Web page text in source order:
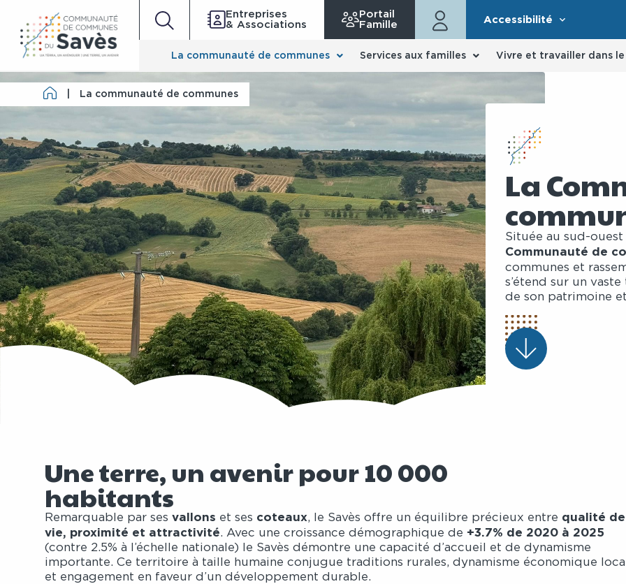
Entreprises
& Associations
Portail
Famille
Accessibilité
La communauté de communes Services aux familles Vivre et travailler dans le
La communauté de communes
La
Située au sud-
Communauté de
communes et
s’étend sur un
de son patrimoine
Une terre, un avenir pour 10 000
habitants
Remarquable par ses vallons et ses coteaux, le Savès offre un équilibre précieux entre qualité de
vie, proximité et attractivité. Avec une croissance démographique de +3.7% de 2020 à 2025
(contre 2.5% à l’échelle nationale) le Savès démontre une capacité d’accueil et de dynamisme
importante. Ce territoire à taille humaine conjugue traditions rurales, dynamisme économique
et engagement en faveur d’un développement durable.